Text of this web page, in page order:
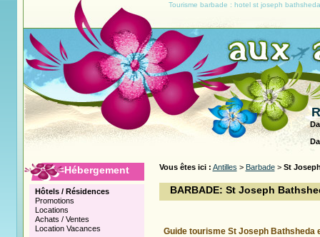
Tourisme barbade : hotel st joseph
Vous êtes ici : Antilles > Barbade> St
BARBADE: St Joseph
Guide tourisme St Joseph Bathsheda
Hébergement
Hôtels / Résidences
Promotions
Locations
Achats / Ventes
Location Vacances